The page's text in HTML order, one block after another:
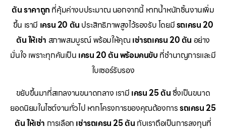
ตัน ราคาถูกที่คุ้มค่างบประมาณ นอกจากนี้ หากน้ำหนักชิ้นงานเพิ่ม
ขึ้น เรามี เครน 20 ตัน ประสิทธิภาพสูงไว้รองรับ โดยมีรถเครน 20
ตัน ให้เช่า สภาพสมบูรณ์ พร้อมให้คุณ เช่ารถเครน 20 ตัน อย่าง
มั่นใจ เพราะทุกคันเป็น เครน 20 ตัน พร้อมคนขับ ที่ชำนาญการและมี
ใบเซอร์รับรอง
ขยับขึ้นมาที่สเกลงานขนาดกลาง เรามี เครน 25 ตันซึ่งเป็นขนาด
ยอดนิยมในไซต์งานทั่วไป หากโครงการของคุณต้องการรถเครน 25
ตัน ให้เช่า การเลือก เช่ารถเครน 25 ตัน กับเราถือเป็นการลงทุนที่